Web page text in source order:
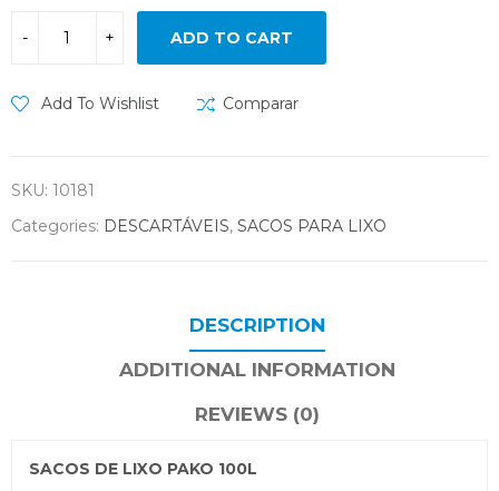
ADD TO CART
Add To Wishlist Comparar
SKU: 10181
Categories: DESCARTÁVEIS, SACOS PARA LIXO
DESCRIPTION
ADDITIONAL INFORMATION
REVIEWS (0)
SACOS DE LIXO PAKO 100L